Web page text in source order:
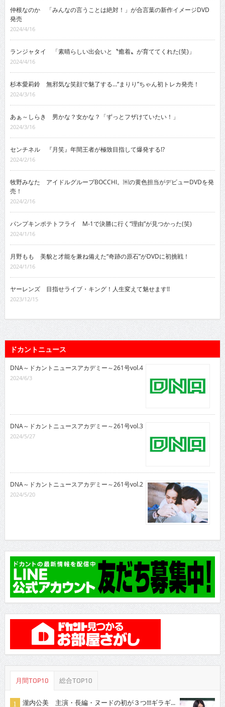
仲根なのか 「みんなの言うことは絶対！」が合言葉の新作イメージDVD
発売
2024/4/16
ランジャタイ 「素晴らしい出会いと〝癒着〟が育ててくれた(笑)」
2024/4/16
杉本愛莉鈴 無邪気な笑顔で魅了する…“まりり”ちゃん初トレカ発売！
2024/3/16
あぁ～しらき 男かな？女かな？「ずっとフザけていたい！」
2024/3/16
センチネル 『月笑』年間王者が極致目指して爆発する!?
2024/2/16
牧野みなた アイドルグループBOCCHI。￼の黄色担当がデビューDVDを発
売！
2024/2/16
パンプキンポテトフライ M-1で決勝に行く“理由”が見つかった(笑)
2024/1/16
月野もも 美貌と才能を兼ね備えた“奇跡の原石”がDVDに初挑戦！
2024/1/16
ヤーレンズ 目指せライブ・キング！人生変えて魅せます!!
2023/12/15
ドカントニュース
DNA～ドカントニュースアカデミー～261号vol.4
2024/6/3
DNA～ドカントニュースアカデミー～261号vol.3
2024/5/27
DNA～ドカントニュースアカデミー～261号vol.2
2024/5/20
月間TOP10 総合TOP10
瀧内公美 主演・長編・ヌードの初が３つ!!!ギラギ...